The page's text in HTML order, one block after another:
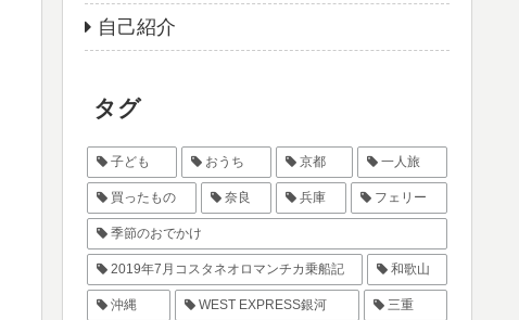
自己紹介
タグ
子ども おうち 京都 一人旅
買ったもの 奈良 兵庫 フェリー
季節のおでかけ
2019年7月コスタネオロマンチカ乗船記 和歌山
沖縄 WEST EXPRESS銀河 三重